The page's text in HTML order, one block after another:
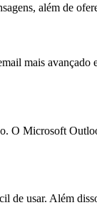
além de
mais
O Microsoft
usar. Além